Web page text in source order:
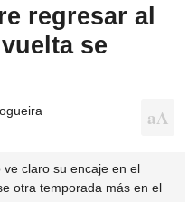
regresar al
se
claro su encaje en el
otra temporada más en el